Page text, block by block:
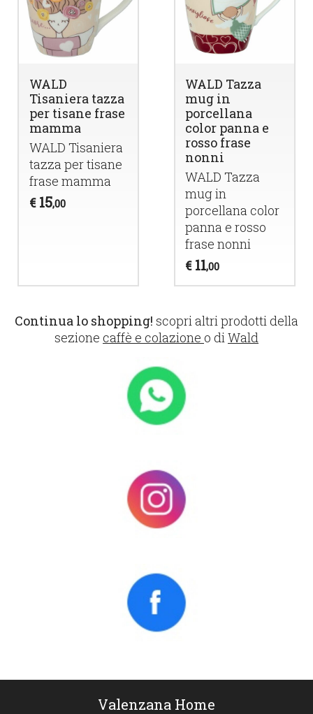
WALD
Tisaniera tazza
per tisane frase
mamma
WALD Tisaniera
tazza per tisane
frase mamma
€ 15,00
WALD Tazza
mug in
porcellana
color panna e
rosso frase
nonni
WALD Tazza
mug in
porcellana color
panna e rosso
frase nonni
€ 11,00
Continua lo shopping! scopri altri prodotti della
sezione caffè e colazione o diWald
Valenzana Home